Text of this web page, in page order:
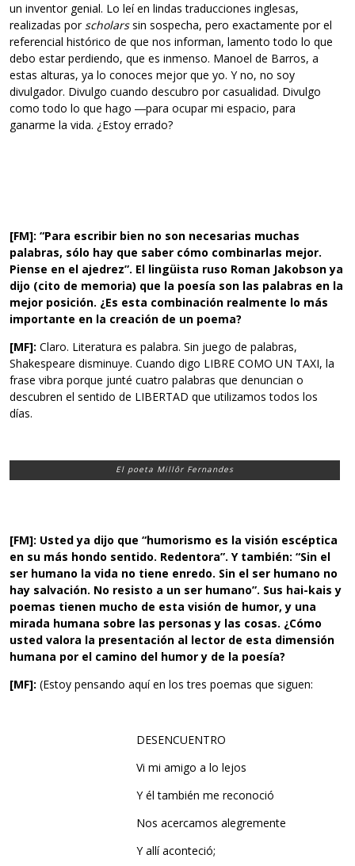
un inventor genial. Lo leí en lindas traducciones inglesas,
realizadas porscholarssin sospecha, pero exactamente por el
referencial histórico de que nos informan, lamento todo lo que
debo estar perdiendo, que es inmenso. Manoel de Barros, a
estas alturas, ya lo conoces mejor que yo. Y no, no soy
divulgador. Divulgo cuando descubro por casualidad. Divulgo
como todo lo que hago ―para ocupar mi espacio, para
ganarme la vida. ¿Estoy errado?
[FM]: “Para escribir bien no son necesarias muchas
palabras, sólo hay que saber cómo combinarlas mejor.
Piense en el ajedrez”. El lingüista ruso Roman Jakobson ya
dijo (cito de memoria) que la poesía son las palabras en la
mejor posición. ¿Es esta combinación realmente lo más
importante en la creación de un poema?
[MF]: Claro. Literatura es palabra. Sin juego de palabras,
Shakespeare disminuye. Cuando digo LIBRE COMO UN TAXI, la
frase vibra porque junté cuatro palabras que denuncian o
descubren el sentido de LIBERTAD que utilizamos todos los
días.
El poeta Millôr Fernandes
[FM]: Usted ya dijo que “humorismo es la visión escéptica
en su más hondo sentido. Redentora”. Y también: “Sin el
ser humano la vida no tiene enredo. Sin el ser humano no
hay salvación. No resisto a un ser humano”. Sus hai-kais y
poemas tienen mucho de esta visión de humor, y una
mirada humana sobre las personas y las cosas. ¿Cómo
usted valora la presentación al lector de esta dimensión
humana por el camino del humor y de la poesía?
[MF]: (Estoy pensando aquí en los tres poemas que siguen:
DESENCUENTRO
Vi mi amigo a lo lejos
Y él también me reconoció
Nos acercamos alegremente
Y allí aconteció;